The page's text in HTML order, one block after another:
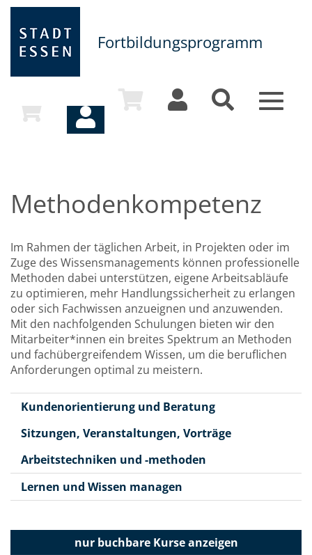
Fortbildungsprogramm
Toggle
Methodenkompetenz
Im Rahmen der täglichen Arbeit, in Projekten oder im
Zuge des Wissensmanagements können professionelle
Methoden dabei unterstützen, eigene Arbeitsabläufe
zu optimieren, mehr Handlungssicherheit zu erlangen
oder sich Fachwissen anzueignen und anzuwenden.
Mit den nachfolgenden Schulungen bieten wir den
Mitarbeiter*innen ein breites Spektrum an Methoden
und fachübergreifendem Wissen, um die beruflichen
Anforderungen optimal zu meistern.
Kundenorientierung und Beratung
Sitzungen, Veranstaltungen, Vorträge
Arbeitstechniken und -methoden
Lernen und Wissen managen
nur buchbareKurse anzeigen